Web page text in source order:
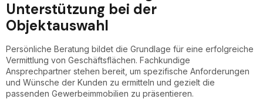
Unterstützung bei der
Objektauswahl
Persönliche Beratung bildet die Grundlage für eine erfolgreiche
Vermittlung von Geschäftsflächen. Fachkundige
Ansprechpartner stehen bereit, um spezifische Anforderungen
und Wünsche der Kunden zu ermitteln und gezielt die
passenden Gewerbeimmobilien zu präsentieren.